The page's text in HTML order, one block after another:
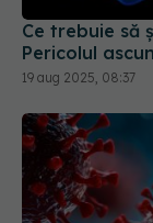
Ce trebuie să
Pericolul
19 aug 2025, 08:37